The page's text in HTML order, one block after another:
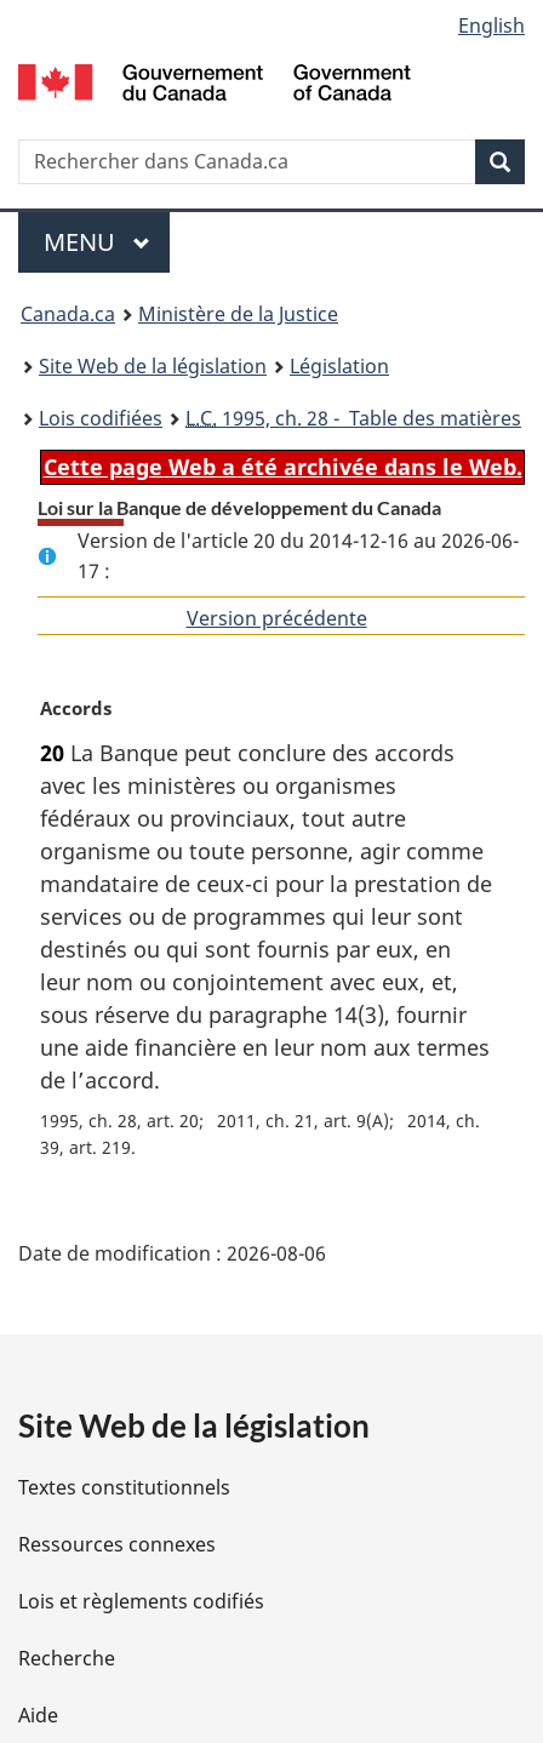
au
contenu
propos
de
la
HTML
simplifiée
selection
English
Recherche
Menu
MENU PRINCIPAL
You
are
here:
Canada.ca
Ministère de la Justice
Site Web de la législation
Législation
Lois codifiées
L.C. 1995, ch. 28 - Table des matières
Cette page Web a été archivée dans le Web.
Loi sur la Banque de développement du Canada
Version de l'article 20 du 2014-12-16 au 2026-06-
17 :
Version précédentede
N
t
e
m
a
g
i
n
a
e
:
Accords
20 La Banque peut conclure des accords
avec les ministères ou organismes
fédéraux ou provinciaux, tout autre
organisme ou toute personne, agir comme
mandataire de ceux-ci pour la prestation de
services ou de programmes qui leur sont
destinés ou qui sont fournis par eux, en
leur nom ou conjointement avec eux, et,
sous réserve du paragraphe 14(3), fournir
une aide financière en leur nom aux termes
de l’accord.
1995, ch. 28, art. 20 2011, ch. 21, art. 9(A)
2014, ch.
39, art. 219
é
i
l
s
d
e
l
Date de modification : 2026-08-06
Site Web de la législation
Textes constitutionnels
Ressources connexes
Lois et règlements codifiés
Recherche
Aide